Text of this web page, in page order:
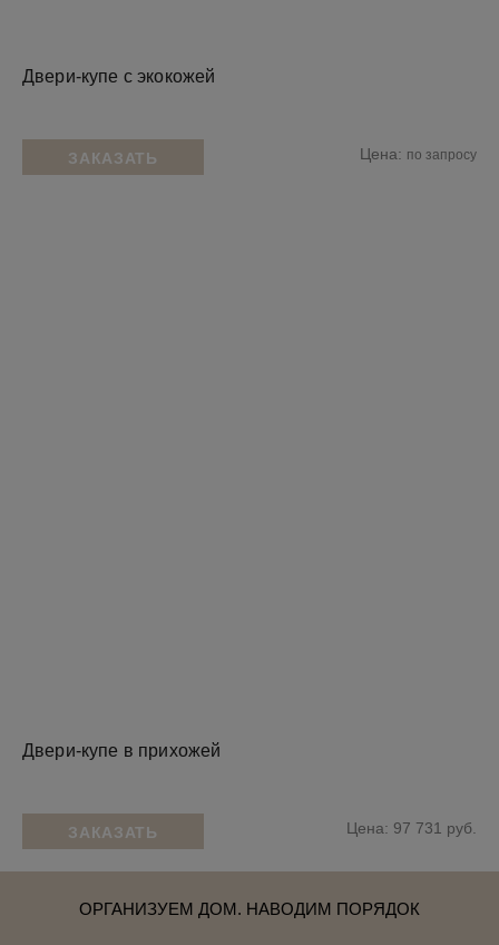
Двери-купе с экокожей
ЗАКАЗАТЬ Цена: по запросу
Двери-купе в прихожей
ЗАКАЗАТЬ Цена: 97 731 руб.
ОРГАНИЗУЕМ ДОМ. НАВОДИМ ПОРЯДОК